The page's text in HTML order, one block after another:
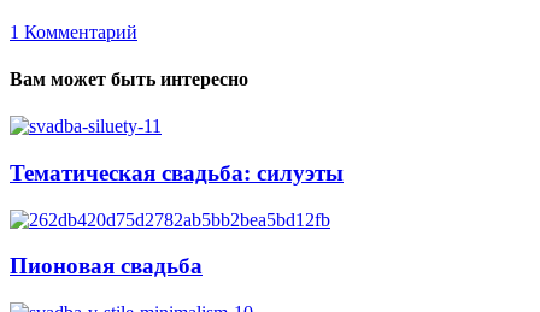
1 Комментарий
Вам может быть интересно
Тематическая свадьба: силуэты
Пионовая свадьба